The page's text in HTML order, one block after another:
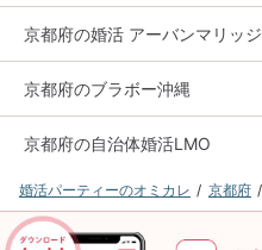
京都府の婚活 アーバンマリッジ
京都府のブラボー沖縄
京都府の自治体婚活LMO
婚活パーティーのオミカレ 京都府